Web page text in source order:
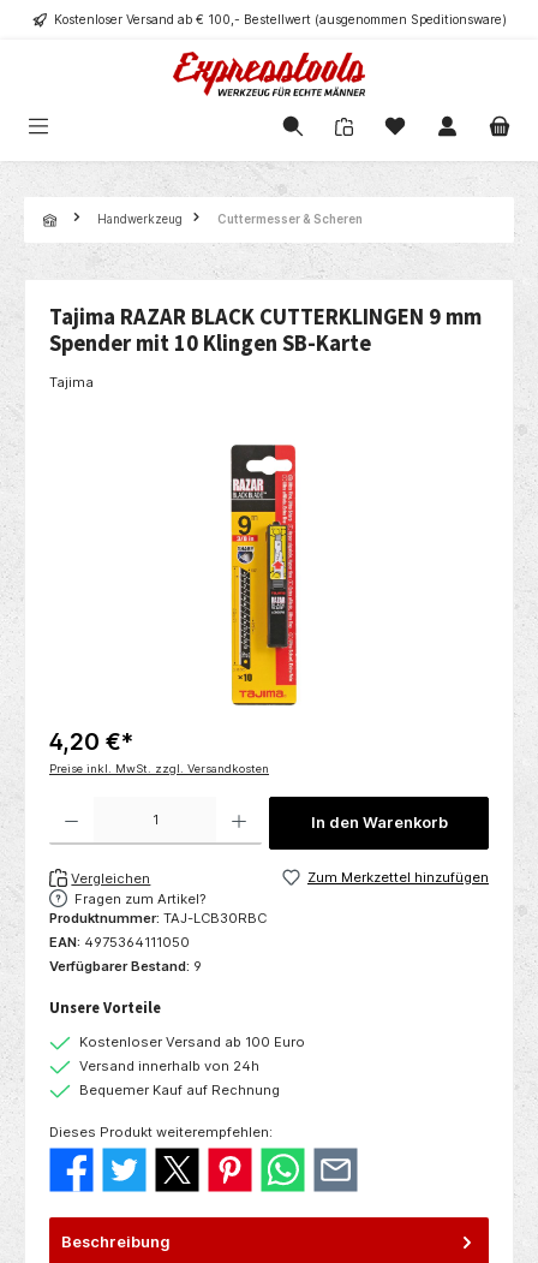
springenKostenloser Versand ab € 100,- Bestellwert (ausgenommen Speditionsware)
Handwerkzeug Cuttermesser & Scheren
Tajima RAZAR BLACK CUTTERKLINGEN 9 mm
Spender mit 10 Klingen SB-Karte
Tajima
4,20 €*
Preise inkl. MwSt. zzgl. Versandkosten
Produkt Anzahl: Gib den gewünschten Wert ein oder benutze die Schaltflächen um
In den Warenkorb
Vergleichen
Zum Merkzettel hinzufügen
Fragen zum Artikel?
Produktnummer: TAJ-LCB30RBC
EAN: 4975364111050
Verfügbarer Bestand: 9
Unsere Vorteile
Kostenloser Versand ab 100 Euro
Versand innerhalb von 24h
Bequemer Kauf auf Rechnung
Dieses Produkt weiterempfehlen:
Beschreibung